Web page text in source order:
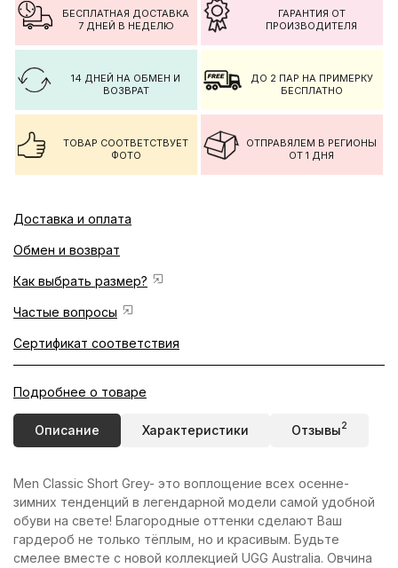
БЕСПЛАТНАЯ ДОСТАВКА
7 ДНЕЙ В НЕДЕЛЮ
ГАРАНТИЯ ОТ
ПРОИЗВОДИТЕЛЯ
14 ДНЕЙ НА ОБМЕН И
ВОЗВРАТ
ДО 2 ПАР НА ПРИМЕРКУ
БЕСПЛАТНО
ТОВАР СООТВЕТСТВУЕТ
ФОТО
ОТПРАВЯЛЕМ В РЕГИОНЫ
ОТ 1 ДНЯ
Доставка и оплата
Обмен и возврат
Как выбрать размер?
Частые вопросы
Сертификат соответствия
Подробнее о товаре
Описание Характеристики Отзывы2
Men Classic Short Grey- это воплощение всех осенне-
зимних тенденций в легендарной модели самой удобной
обуви на свете! Благородные оттенки сделают Ваш
гардероб не только тёплым, но и красивым. Будьте
смелее вместе с новой коллекцией UGG Australia. Овчина